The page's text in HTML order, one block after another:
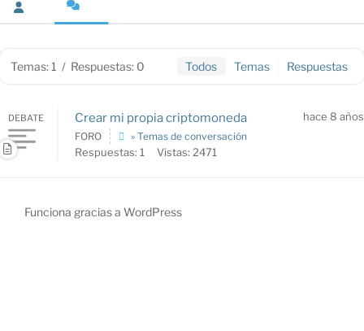
Temas: 1 / Respuestas: 0 Todos Temas Respuestas
DEBATE Crear mi propia criptomoneda hace 8 años
FORO » Temas de conversación
Respuestas: 1 Vistas: 2471
Funciona gracias a WordPress